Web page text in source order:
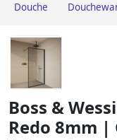
Douche
Boss &
Redo 8mm